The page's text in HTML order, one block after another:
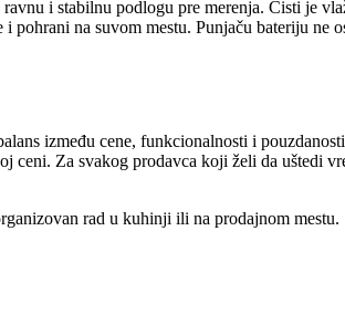
i stabilnu podlogu pre merenja. Čisti je
na suvom mestu. Punjaču bateriju
između cene, funkcionalnosti i
Za svakog prodavca koji želi da uštedi
rad u kuhinji ili na prodajnom mestu.